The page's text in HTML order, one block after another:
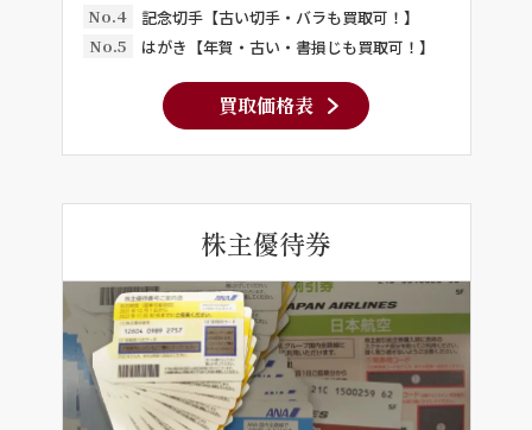
No.4
記念切手【古い切手・バラも買取可！】
No.5
はがき【年賀・古い・書損じも買取可！】
買取価格表
株主優待券